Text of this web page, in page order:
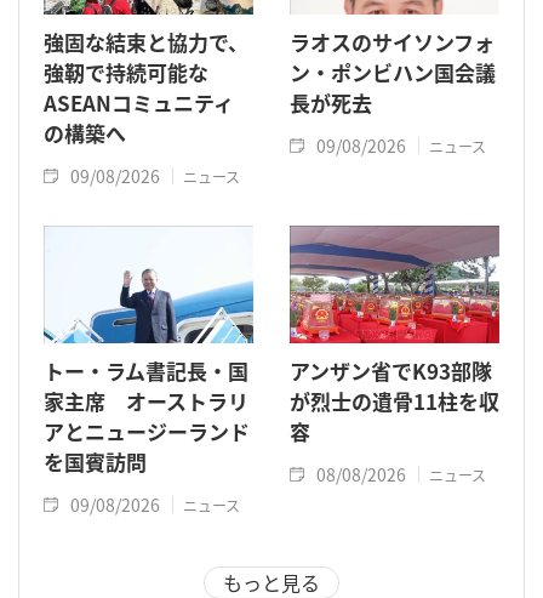
強固な結束と協力で、
強靭で持続可能な
ASEANコミュニティ
の構築へ
09/08/2026 ニュース
ラオスのサイソンフォ
ン・ポンビハン国会議
長が死去
09/08/2026 ニュース
トー・ラム書記長・国
家主席 オーストラリ
アとニュージーランド
を国賓訪問
09/08/2026 ニュース
アンザン省でK93部隊
が烈士の遺骨11柱を収
容
08/08/2026 ニュース
もっと見る